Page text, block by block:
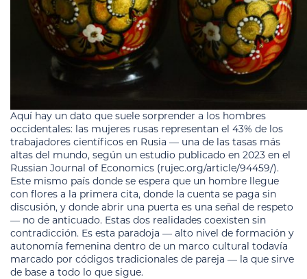
Aquí hay un dato que suele sorprender a los hombres
occidentales: las mujeres rusas representan el 43% de los
trabajadores científicos en Rusia — una de las tasas más
altas del mundo, según un estudio publicado en 2023 en el
Russian Journal of Economics (rujec.org/article/94459/).
Este mismo país donde se espera que un hombre llegue
con flores a la primera cita, donde la cuenta se paga sin
discusión, y donde abrir una puerta es una señal de respeto
— no de anticuado. Estas dos realidades coexisten sin
contradicción. Es esta paradoja — alto nivel de formación y
autonomía femenina dentro de un marco cultural todavía
marcado por códigos tradicionales de pareja — la que sirve
de base a todo lo que sigue.